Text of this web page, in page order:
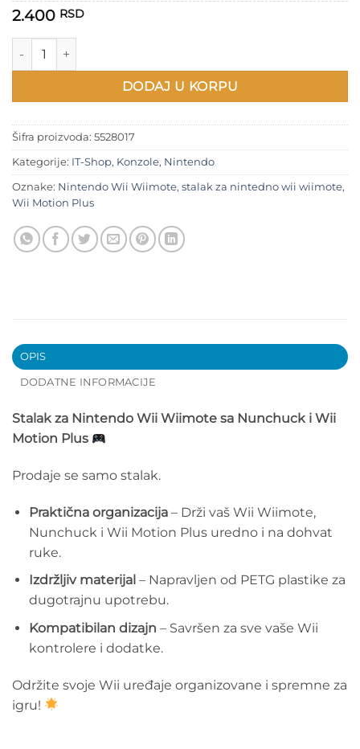
2.400 RSD
Stalak za Nintendo Wii Wiimote sa Nunchuck i Wii Motion
DODAJ U KORPU
Šifra proizvoda: 5528017
Kategorije: IT-Shop, Konzole, Nintendo
Oznake: Nintendo Wii Wiimote, stalak za nintedno wii wiimote,
Wii Motion Plus
OPIS
DODATNE INFORMACIJE
Stalak za Nintendo Wii Wiimote sa Nunchuck i Wii
Motion Plus
Prodaje se samo stalak.
Praktična organizacija– Drži vaš Wii Wiimote,
Nunchuck i Wii Motion Plus uredno i na dohvat
ruke.
Izdržljiv materijal – Napravljen od PETG plastike za
dugotrajnu upotrebu.
Kompatibilan dizajn – Savršen za sve vaše Wii
kontrolere i dodatke.
Održite svoje Wii uređaje organizovane i spremne za
igru!